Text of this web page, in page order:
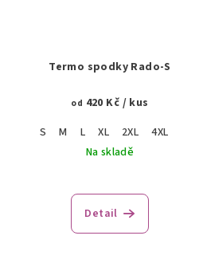
Termo spodky Rado-S
od 420 Kč / kus
S
M L XL 2XL
4XL
Na skladě
Detail